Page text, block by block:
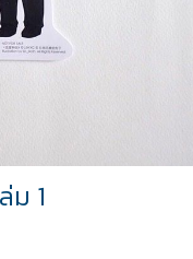
ม 1